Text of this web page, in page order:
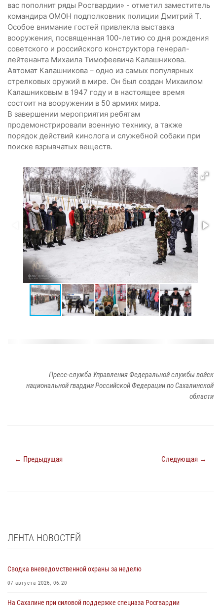
вас пополнит ряды Росгвардии» - отметил заместитель
командира ОМОН подполковник полиции Дмитрий Т.
Особое внимание гостей привлекла выставка
вооружения, посвященная 100-летию со дня рождения
советского и российского конструктора генерал-
лейтенанта Михаила Тимофеевича Калашникова.
Автомат Калашникова – одно из самых популярных
стрелковых оружий в мире. Он был создан Михаилом
Калашниковым в 1947 году и в настоящее время
состоит на вооружении в 50 армиях мира.
В завершении мероприятия ребятам
продемонстрировали военную технику, а также
порядок действий кинолога и служебной собаки при
поиске взрывчатых веществ.
Пресс-служба Управления Федеральной службы войск
национальной гвардии Российской Федерации по Сахалинской
области
← Предыдущая Следующая →
ЛЕНТА НОВОСТЕЙ
Сводка вневедомственной охраны за неделю
07 августа 2026, 06:20
На Сахалине при силовой поддержке спецназа Росгвардии